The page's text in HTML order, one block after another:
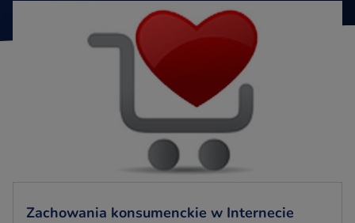
Zachowania konsumenckie w Internecie